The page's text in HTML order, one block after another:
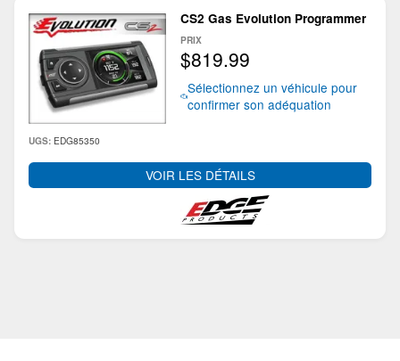
CS2 Gas Evolution Programmer
Sélectionnez un véhicule pour
confirmer son adéquation
PRIX
$819.99
UGS: EDG85350
VOIR LES DÉTAILS